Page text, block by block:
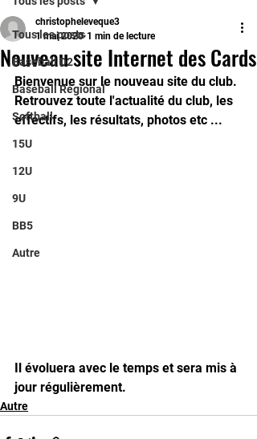
Tous les posts
Baseball D2
Baseball Régional
Softball
15U
12U
9U
BB5
Autre
Nouveau site Internet des Cards
christopheleveque3
1 mai 2020 1 min de lecture
Bienvenue sur le nouveau site du club.
Retrouvez toute l'actualité du club, les
effectifs, les résultats, photos etc ...
Il évoluera avec le temps et sera mis à
jour régulièrement.
Autre